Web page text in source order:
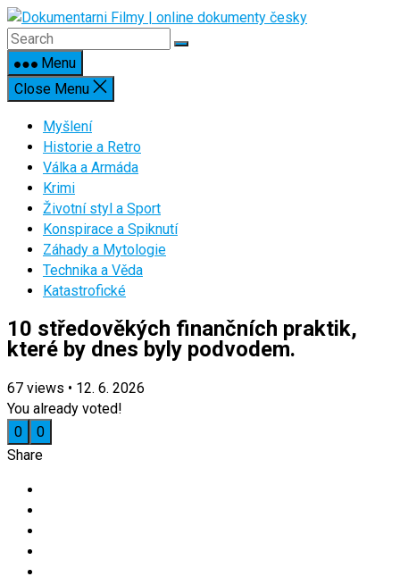
Skip
to
contentMenu
Close Menu
Myšlení
Historie a Retro
Válka a Armáda
Krimi
Životní styl a Sport
Konspirace a Spiknutí
Záhady a Mytologie
Technika a Věda
Katastrofické
10 středověkých finančních praktik,
které by dnes byly podvodem.
67 views • 12. 6. 2026
You already voted!
0
0
Share